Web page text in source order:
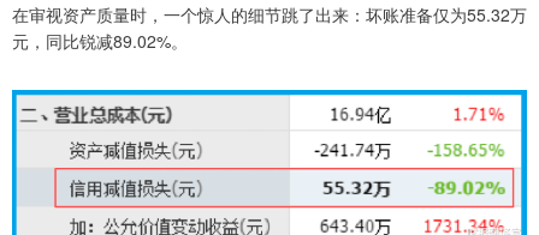
在审视资产质量时，一个惊人的细节跳了出来：坏账准备仅为55.32万
元，同比锐减89.02%。